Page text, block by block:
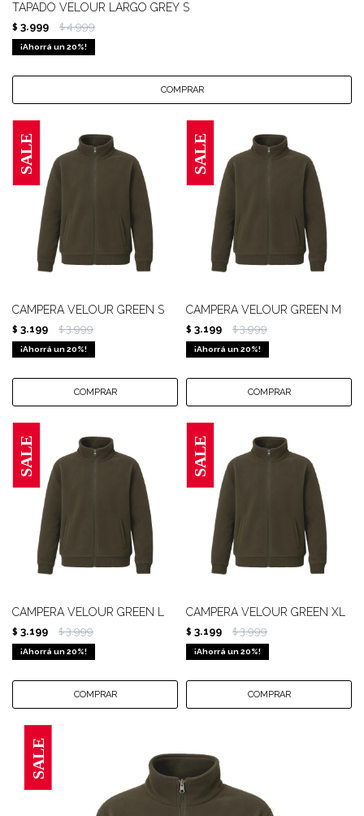
TAPADO VELOUR LARGO GREY S
$ 3.999 $ 4.999
20
CAMPERA VELOUR GREEN S
$ 3.199 $ 3.999
20
CAMPERA VELOUR GREEN M
$ 3.199 $ 3.999
20
CAMPERA VELOUR GREEN L
$ 3.199 $ 3.999
20
CAMPERA VELOUR GREEN XL
$ 3.199 $ 3.999
20